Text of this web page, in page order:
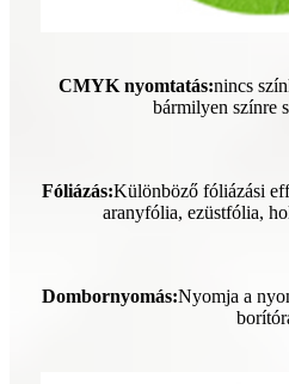
CMYK nyomtatás:nincs
bármilyen színre
Fóliázás:Különböző fóliázási
aranyfólia, ezüstfólia,
Dombornyomás:Nyomja a